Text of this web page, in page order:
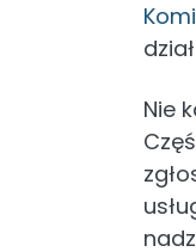
Nie